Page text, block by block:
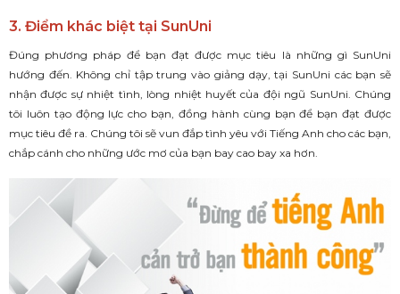
3. Điểm khác biệt tại SunUni
Đúng phương pháp để bạn đạt được mục tiêu là những gì SunUni
hướng đến. Không chỉ tập trung vào giảng dạy, tại SunUni các bạn sẽ
nhận được sự nhiệt tình, lòng nhiệt huyết của đội ngũ SunUni. Chúng
tôi luôn tạo động lực cho bạn, đồng hành cùng bạn để bạn đạt được
mục tiêu đề ra. Chúng tôi sẽ vun đắp tình yêu với Tiếng Anh cho các bạn,
chắp cánh cho những ước mơ của bạn bay cao bay xa hơn.